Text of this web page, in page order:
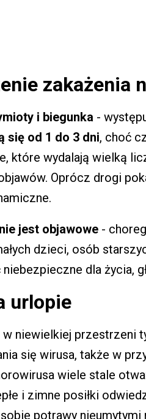
zakażenia
i biegunka -
się od 1 do 3 dni, choć
które wydalają wielką
Oprócz drogi
jest objawowe -
dzieci, osób
dla życia,
urlopie
niewielkiej przestrzeni
się wirusa, także w
wiele stale
i zimne posiłki
potrawy